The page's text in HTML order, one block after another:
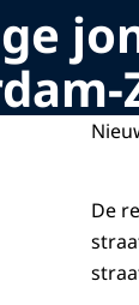
De